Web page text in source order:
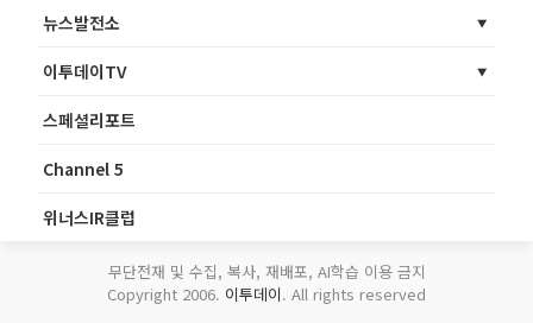
뉴스발전소
이투데이TV
스페셜리포트
Channel 5
위너스IR클럽
무단전재 및 수집, 복사, 재배포, AI학습 이용 금지
Copyright 2006. 이투데이. All rights reserved